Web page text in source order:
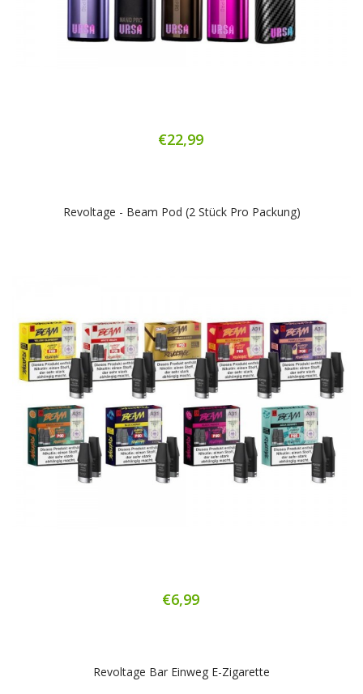
€22,99
Revoltage - Beam Pod (2 Stück Pro Packung)
€6,99
Revoltage Bar Einweg E-Zigarette